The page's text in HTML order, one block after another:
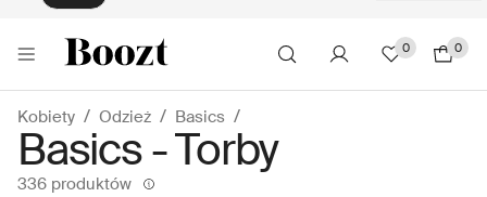
0 0
Kobiety Odzież Basics
Basics - Torby
336 produktów